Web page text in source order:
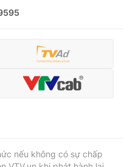
nếu không có sự chấp